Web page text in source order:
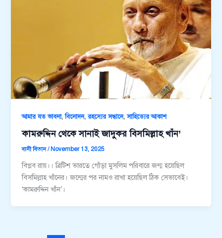
আমার যত ভাবনা,বিনোদন,রহস্যের সন্ধানে,সাহিত্যের আকাশ
কামরুদ্দিন থেকে সানাই জাদুকর বিসমিল্লাহ খাঁন’
বানী বিতান/ November 13, 2025
বিপ্লব রায়।। ব্রিটিশ ভারতে গোঁড়া মুসলিম পরিবারে জন্ম হয়েছিল
বিসমিল্লাহ খাঁনের। জন্মের পর নামও রাখা হয়েছিল ঠিক সেভাবেই।
‘কামরুদ্দিন খাঁন’।